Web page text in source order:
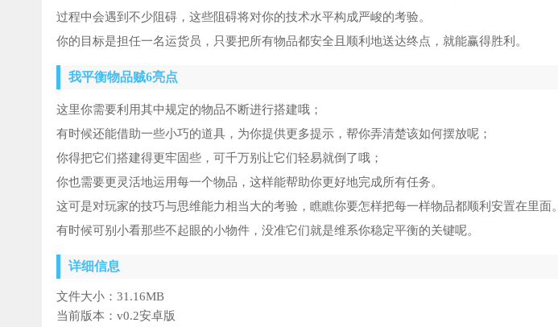
过程中会遇到不少阻碍，这些阻碍将对你的技术水平构成严峻的考验。
你的目标是担任一名运货员，只要把所有物品都安全且顺利地送达终点，就能赢得胜利。
我平衡物品贼6亮点
这里你需要利用其中规定的物品不断进行搭建哦；
有时候还能借助一些小巧的道具，为你提供更多提示，帮你弄清楚该如何摆放呢；
你得把它们搭建得更牢固些，可千万别让它们轻易就倒了哦；
你也需要更灵活地运用每一个物品，这样能帮助你更好地完成所有任务。
这可是对玩家的技巧与思维能力相当大的考验，瞧瞧你要怎样把每一样物品都顺利安置在里面。
有时候可别小看那些不起眼的小物件，没准它们就是维系你稳定平衡的关键呢。
详细信息
文件大小： 31.16MB
当前版本： v0.2安卓版